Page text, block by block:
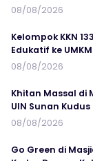
08/08/2026
Kelompok KKN
Edukatif ke
08/08/2026
Khitan Massal di
UIN Sunan
08/08/2026
Go Green di